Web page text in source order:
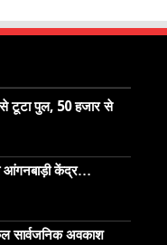
से टूटा पुल, 50 हजार से
आंगनबाड़ी केंद्र…
सार्वजनिक अवकाश